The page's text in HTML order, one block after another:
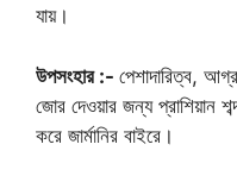
যায়।
উপসংহার :- পেশাদারিত্ব,
জোর দেওয়ার জন্য প্রাশিয়ান
করে জার্মানির বাইরে।